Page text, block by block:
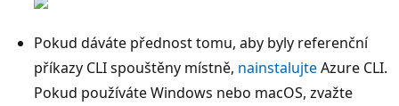
Pokud dáváte přednost tomu, aby byly referenční
příkazy CLI spouštěny místně, nainstalujteAzure CLI.
Pokud používáte Windows nebo macOS, zvažte